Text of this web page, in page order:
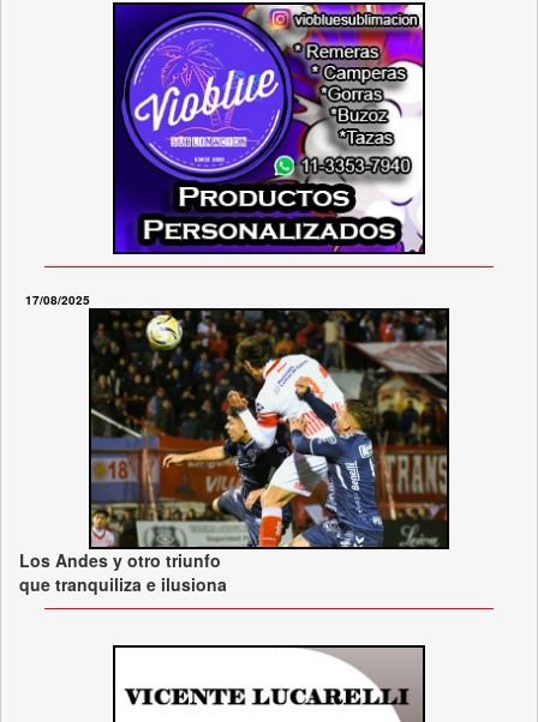
17/08/2025
Los Andes y otro triunfo
que tranquiliza e ilusiona